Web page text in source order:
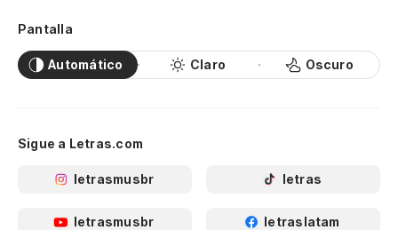
Pantalla
Automático Claro Oscuro
Sigue a Letras.com
letrasmusbr letras
letrasmusbr letraslatam